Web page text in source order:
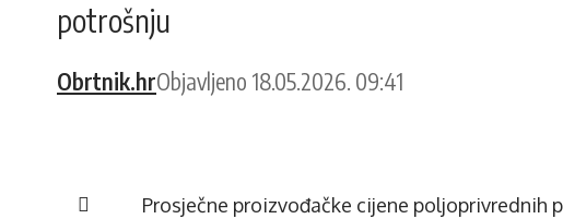
potrošnju
Obrtnik.hrObjavljeno 18.05.2026. 09:41
Prosječne proizvođačke cijene poljoprivrednih